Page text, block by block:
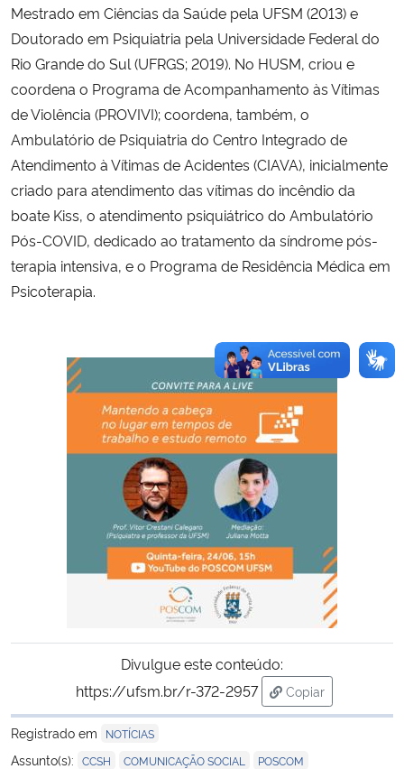
Mestrado em Ciências da Saúde pela UFSM (2013) e
Doutorado em Psiquiatria pela Universidade Federal do
Rio Grande do Sul (UFRGS; 2019). No HUSM, criou e
coordena o Programa de Acompanhamento às Vítimas
de Violência (PROVIVI); coordena, também, o
Ambulatório de Psiquiatria do Centro Integrado de
Atendimento à Vítimas de Acidentes (CIAVA), inicialmente
criado para atendimento das vítimas do incêndio da
boate Kiss, o atendimento psiquiátrico do Ambulatório
Pós-COVID, dedicado ao tratamento da síndrome pós-
terapia intensiva, e o Programa de Residência Médica em
Psicoterapia.
Divulgue este conteúdo:
https://ufsm.br/r-372-2957
Copiar
para área de
Registrado em
NOTÍCIAS
Assunto(s): CCSH COMUNICAÇÃO SOCIAL POSCOM